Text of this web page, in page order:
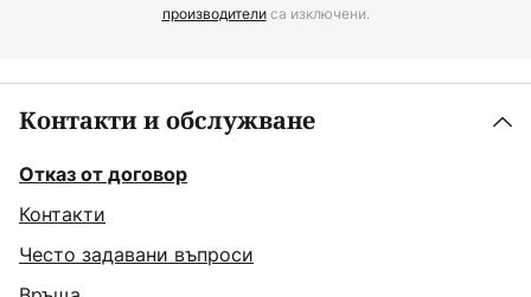
производителиса изключени.
Контакти и обслужване
Отказ от договор
Контакти
Често задавани въпроси